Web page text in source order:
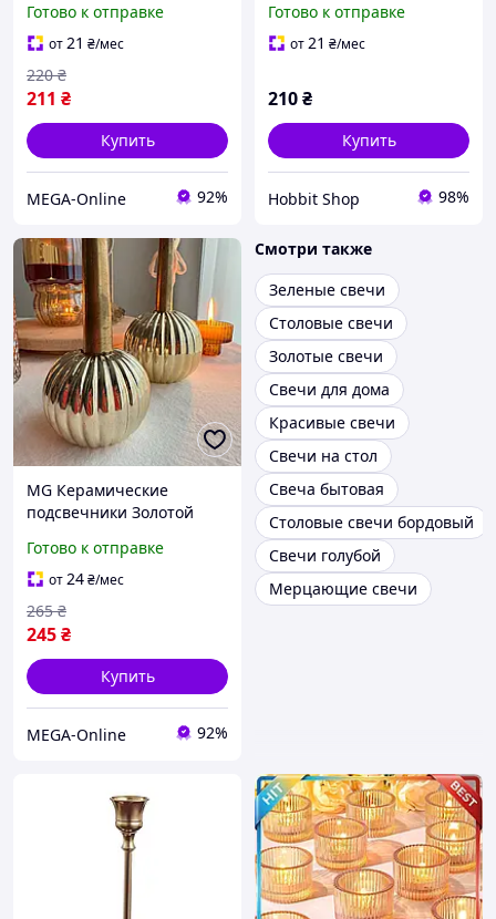
свечу Подсвечники для
праздничного стола
Канделябр
Готово к отправке
от21 ₴/мес
211 ₴
220 ₴
Купить
MEGA-Online 92%
праздничного декора,
розовое золото, 21 см
Готово к отправке
от21 ₴/мес
210₴
Купить
Hobbit Shop 98%
MG Керамические
подсвечники Золотой
свечи Подсвечники для
ресторанов Подсвечники
для стола
Готово к отправке
от24₴/мес
245₴
265 ₴
Купить
MEGA-Online 92%
Смотри также
Зеленые свечи
Столовые свечи
Золотые свечи
Свечи для дома
Красивые свечи
Свечи на стол
Свеча бытовая
Столовые свечи бордовый
Свечи голубой
Мерцающие свечи